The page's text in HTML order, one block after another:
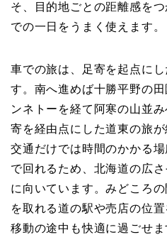
そ、目的地ごとの距離感を
での一日をうまく使えます。
車での旅は、足寄を起点に
す。南へ進めば十勝平野の
ンネトーを経て阿寒の山並
寄を経由点にした道東の旅
交通だけでは時間のかかる
で回れるため、北海道の広
に向いています。みどころ
を取れる道の駅や売店の位
移動の途中も快適に過ごせま